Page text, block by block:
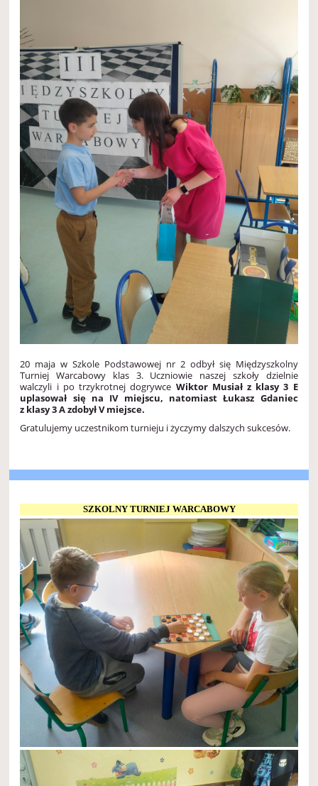
20 maja w Szkole Podstawowej nr 2 odbył się Międzyszkolny
Turniej Warcabowy klas 3. Uczniowie naszej szkoły dzielnie
walczyli i po trzykrotnej dogrywce Wiktor Musiał z klasy 3 E
uplasował się na IV miejscu, natomiast Łukasz Gdaniec
z klasy 3 A zdobył V miejsce.
Gratulujemy uczestnikom turnieju i życzymy dalszych sukcesów.
SZKOLNY TURNIEJ WARCABOWY